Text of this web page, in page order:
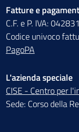
Fatture e
C.F. e P. IVA:
Codice univoco
PagoPA
L'azienda speciale
CISE - Centro per
Sede: Corso della